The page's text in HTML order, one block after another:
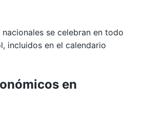
se celebran en todo
incluidos en el calendario
en